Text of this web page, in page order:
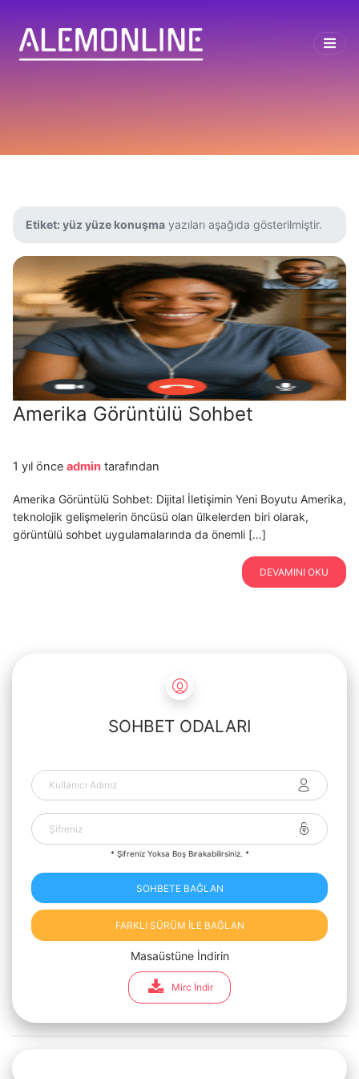
Etiket: yüz yüze konuşma yazıları aşağıda gösterilmiştir.
Amerika Görüntülü Sohbet
1 yıl önce admin tarafından
Amerika Görüntülü Sohbet: Dijital İletişimin Yeni Boyutu Amerika,
teknolojik gelişmelerin öncüsü olan ülkelerden biri olarak,
görüntülü sohbet uygulamalarında da önemli […]
DEVAMINI OKU
SOHBET ODALARI
* Şifreniz Yoksa Boş Bırakabilirsiniz. *
SOHBETE BAĞLAN
FARKLI SÜRÜM İLE BAĞLAN
Masaüstüne İndirin
Mirc İndir